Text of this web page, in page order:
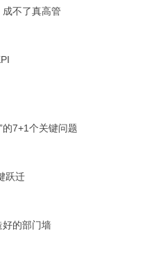
成不了真高管
的7+1个关键问题
跃迁
好的部门墙